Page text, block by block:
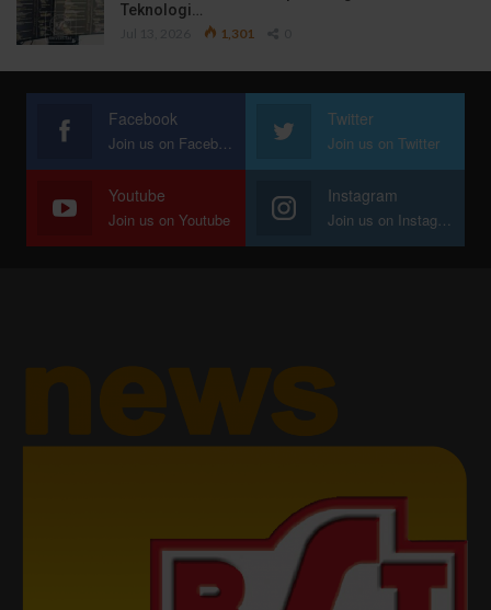
Teknologi…
1,301
Facebook
Join us on Facebook
Twitter
Join us on Twitter
Youtube
Join us on Youtube
Instagram
Join us on Instagram